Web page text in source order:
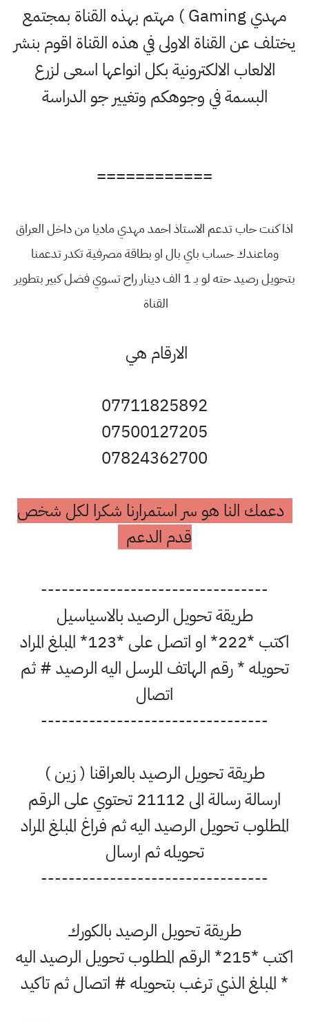
مهدي Gaming ) مهتم بهذه القناة بمجتمع
يختلف عن القناة الاولى في هذه القناة اقوم بنشر
الالعاب الالكترونية بكل انواعها اسعى لزرع
البسمة في وجوهكم وتغيير جو الدراسة
============
اذا كنت حاب تدعم الاستاذ احمد مهدي ماديا من داخل العراق
وماعندك حساب باي بال او بطاقة مصرفية تكدر تدعمنا
بتحويل رصيد حته لو بـ 1 الف دينار راح تسوي فضل كبير بتطوير
القناة
الارقام هي
07711825892
07500127205
07824362700
دعمك النا هو سر استمرارنا شكرا لكل شخص
قدم الدعم
---------------------------------
طريقة تحويل الرصيد بالاسياسيل
اكتب *222* او اتصل على *123* المبلغ المراد
تحويله * رقم الهاتف المرسل اليه الرصيد # ثم
اتصال
---------------------------------
طريقة تحويل الرصيد بالعراقنا ( زين )
ارسالة رسالة الى 21112 تحتوي على الرقم
المطلوب تحويل الرصيد اليه ثم فراغ المبلغ المراد
تحويله ثم ارسال
---------------------------------
طريقة تحويل الرصيد بالكورك
اكتب *215* الرقم المطلوب تحويل الرصيد اليه
* المبلغ الذي ترغب بتحويله # اتصال ثم تاكيد